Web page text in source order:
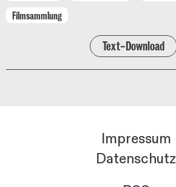
Filmsammlung
Text-Download
Impressum
Datenschutz